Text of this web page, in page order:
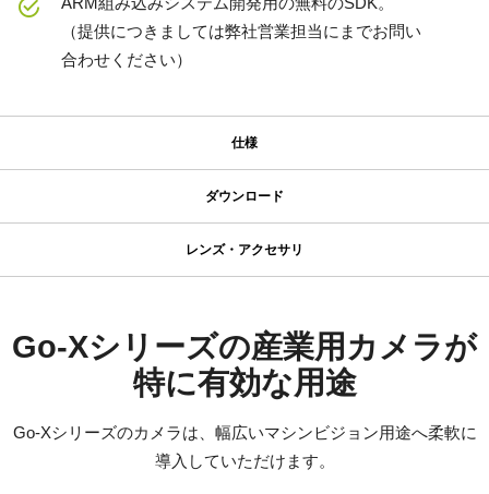
（提供につきましては弊社営業担当にまでお問い
合わせください）
仕様
カメラタイプ
カラー／モノクロ
ダウンロード
ダウンロード
データシート - GOX-12401-USB
マニュアル - GOX-12401-USB
ソフトウェア
レンズ・アクセサリ
JAI のコンパクト C マウントレンズは、JAI のマシンビジョンカメ
ラに搭載された最先端センサと組み合わせることで、優れた性能
とコストパフォーマンスを両立するよう設計されています。
ラインアップは、センサフォーマットに応じて 4mm から
75mm までの固定焦点レンズを取り揃えています。
Go-Xシリーズの産業用カメラが
特に有効な用途
Go-Xシリーズのカメラは、幅広いマシンビジョン用途へ柔軟に
導入していただけます。